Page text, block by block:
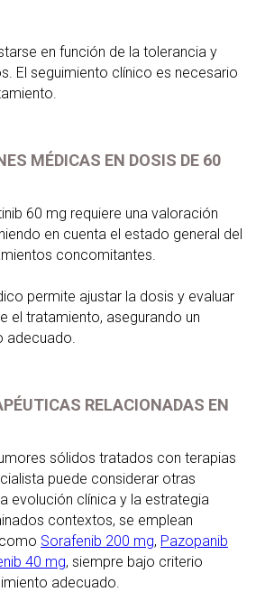
en función de la tolerancia y
El seguimiento clínico es necesario
MÉDICAS EN DOSIS DE 60
60 mg requiere una valoración
en cuenta el estado general del
concomitantes.
permite ajustar la dosis y evaluar
el tratamiento, asegurando un
adecuado.
RELACIONADAS EN
sólidos tratados con terapias
puede considerar otras
evolución clínica y la estrategia
contextos, se emplean
Sorafenib 200 mg, Pazopanib
40 mg, siempre bajo criterio
adecuado.